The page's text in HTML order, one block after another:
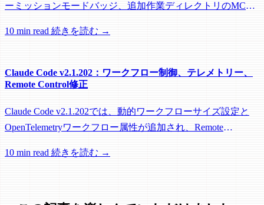
ーミッションモードバッジ、追加作業ディレクトリのMCP
パフォーマンスに関する多数の修正が含まれています。
10 min read 続きを読む →
Claude Code v2.1.202：ワークフロー制御、テレメトリー、
Remote Control修正
Claude Code v2.1.202では、動的ワークフローサイズ設定と
OpenTelemetryワークフロー属性が追加され、Remote
の修正が含まれています。
10 min read 続きを読む →